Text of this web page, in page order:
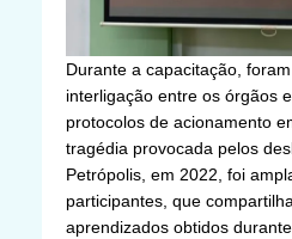
Durante a capacitação,
interligação entre os órgãos
protocolos de acionamento
tragédia provocada pelos
Petrópolis, em 2022, foi
participantes, que
aprendizados obtidos